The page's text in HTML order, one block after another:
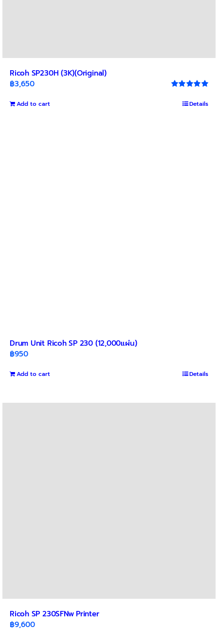
Ricoh SP230H (3K)(Original)
out of 5
฿3,650
Add to cart Details
Drum Unit Ricoh SP 230 (12,000แผ่น)
฿950
Add to cart Details
Ricoh SP 230SFNw Printer
฿9,600